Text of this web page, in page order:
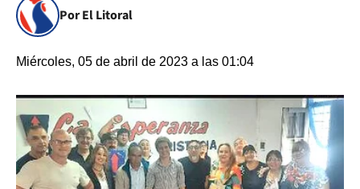
Por El Litoral
Miércoles, 05 de abril de 2023 a las 01:04